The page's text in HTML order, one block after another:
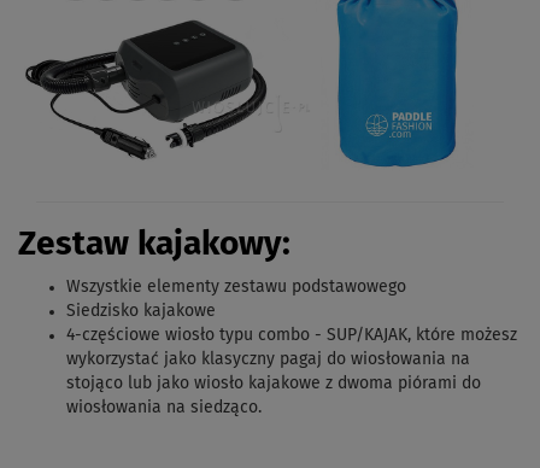
Zestaw kajakowy:
Wszystkie elementy zestawu podstawowego
Siedzisko kajakowe
4-częściowe wiosło typu combo - SUP/KAJAK, które możesz
wykorzystać jako klasyczny pagaj do wiosłowania na
stojąco lub jako wiosło kajakowe z dwoma piórami do
wiosłowania na siedząco.